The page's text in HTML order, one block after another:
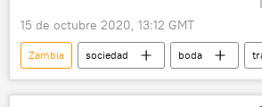
15 de octubre 2020, 13:12 GMT
Zambia sociedad boda
🌍 África
noticias